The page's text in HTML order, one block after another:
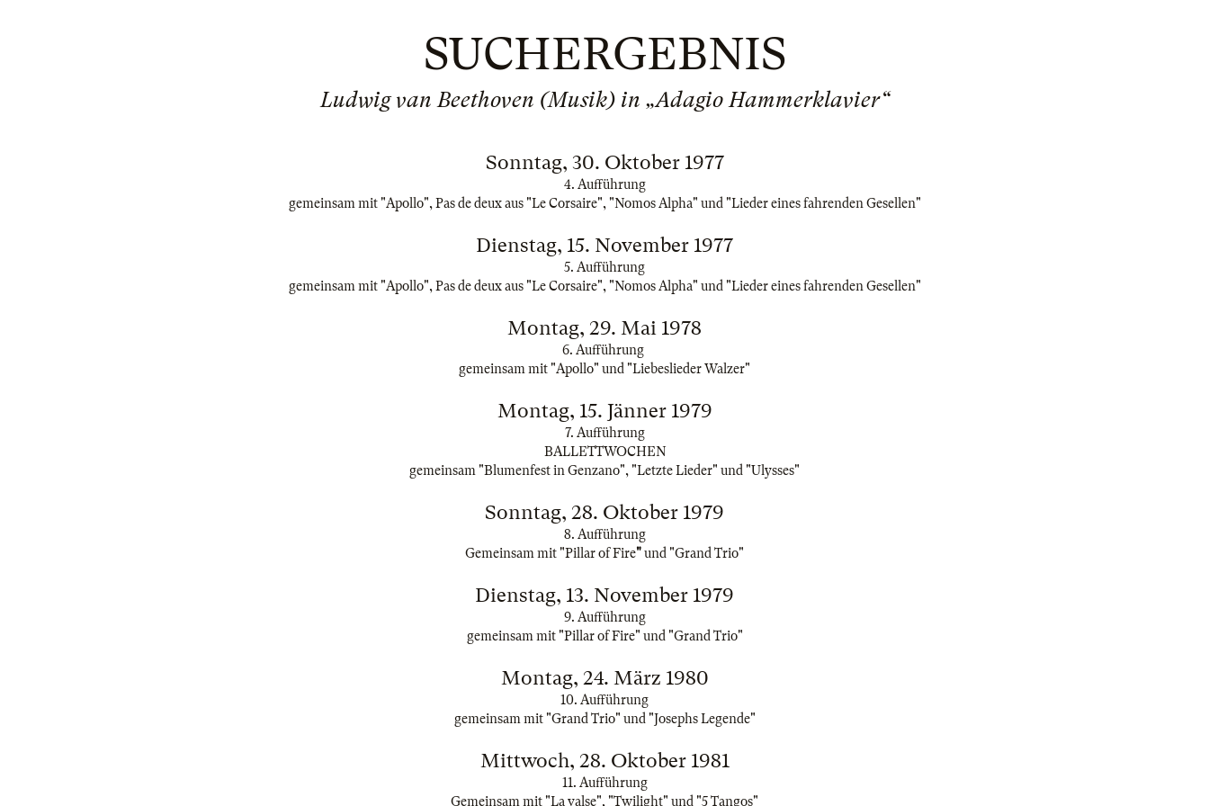
SUCHERGEBNIS
Ludwig van Beethoven (Musik) in „Adagio Hammerklavier“
Sonntag, 30. Oktober 1977
4. Aufführung
gemeinsam mit "Apollo", Pas de deux aus "Le Corsaire", "Nomos Alpha" und "Lieder eines fahrenden Gesellen"
Dienstag, 15. November 1977
5. Aufführung
gemeinsam mit "Apollo", Pas de deux aus "Le Corsaire", "Nomos Alpha" und "Lieder eines fahrenden Gesellen"
Montag, 29. Mai 1978
6. Aufführung
gemeinsam mit "Apollo" und "Liebeslieder Walzer"
Montag, 15. Jänner 1979
7. Aufführung
BALLETTWOCHEN
gemeinsam "Blumenfest in Genzano", "Letzte Lieder" und "Ulysses"
Sonntag, 28. Oktober 1979
8. Aufführung
Gemeinsam mit "Pillar of Fire"und "Grand Trio"
Dienstag, 13. November 1979
9. Aufführung
gemeinsam mit "Pillar of Fire" und "Grand Trio"
Montag, 24. März 1980
10. Aufführung
gemeinsam mit "Grand Trio" und "Josephs Legende"
Mittwoch, 28. Oktober 1981
11. Aufführung
Gemeinsam mit "La valse", "Twilight" und "5 Tangos"